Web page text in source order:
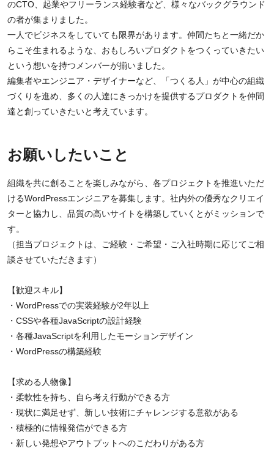
のCTO、起業やフリーランス経験者など、様々なバックグラウンド
の者が集まりました。
一人でビジネスをしていても限界があります。仲間たちと一緒だか
らこそ生まれるような、おもしろいプロダクトをつくっていきたい
という想いを持つメンバーが揃いました。
編集者やエンジニア・デザイナーなど、「つくる人」が中心の組織
づくりを進め、多くの人達にきっかけを提供するプロダクトを仲間
達と創っていきたいと考えています。
お願いしたいこと
組織を共に創ることを楽しみながら、各プロジェクトを推進いただ
けるWordPressエンジニアを募集します。社内外の優秀なクリエイ
ターと協力し、品質の高いサイトを構築していくとがミッションで
す。
（担当プロジェクトは、ご経験・ご希望・ご入社時期に応じてご相
談させていただきます）
【歓迎スキル】
・WordPressでの実装経験が2年以上
・CSSや各種JavaScriptの設計経験
・各種JavaScriptを利用したモーションデザイン
・WordPressの構築経験
【求める人物像】
・柔軟性を持ち、自ら考え行動ができる方
・現状に満足せず、新しい技術にチャレンジする意欲がある
・積極的に情報発信ができる方
・新しい発想やアウトプットへのこだわりがある方